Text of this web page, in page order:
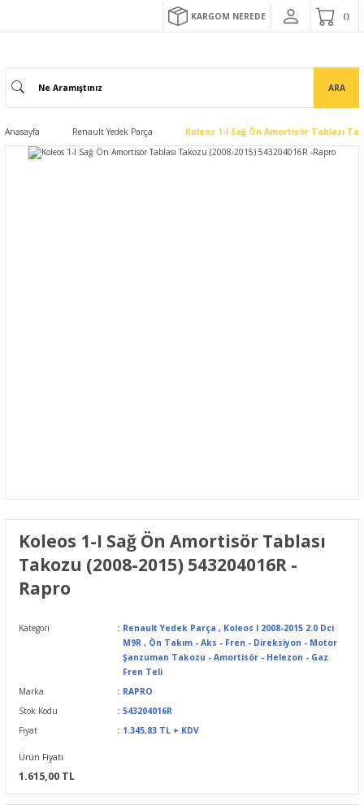
KARGOM NEREDE
ARA
Anasayfa Renault Yedek Parça Koleos 1-I Sağ Ön Amortisör Tablası
Koleos 1-I Sağ Ön Amortisör Tablası
Takozu (2008-2015) 543204016R -
Rapro
Kategori Renault Yedek Parça , Koleos I 2008-2015 2.0 Dci
M9R , Ön Takım - Aks - Fren - Direksiyon - Motor
Şanzuman Takozu - Amortisör - Helezon - Gaz
Fren Teli
Marka
RAPRO
Stok Kodu
543204016R
Fiyat
1.345,83 TL + KDV
Ürün Fiyatı
1.615,00 TL